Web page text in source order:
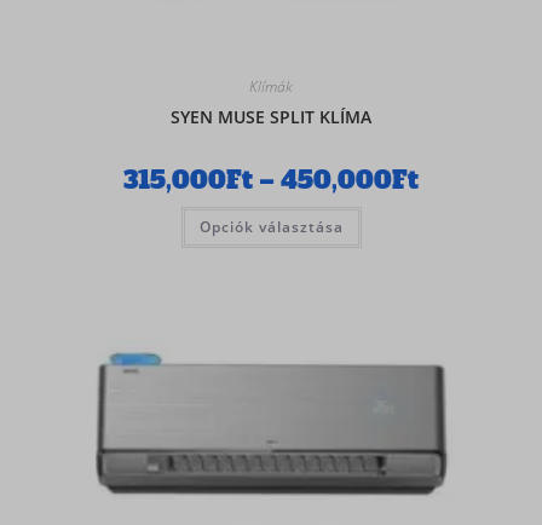
Klímák
SYEN MUSE SPLIT KLÍMA
315,000Ft – 450,000Ft
Opciók választása